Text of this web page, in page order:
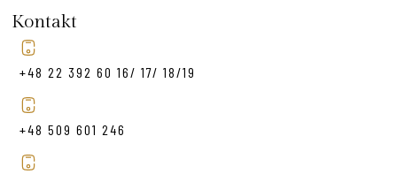
Kontakt
+48 22 392 60 16/ 17/ 18/19
+48 509 601 246